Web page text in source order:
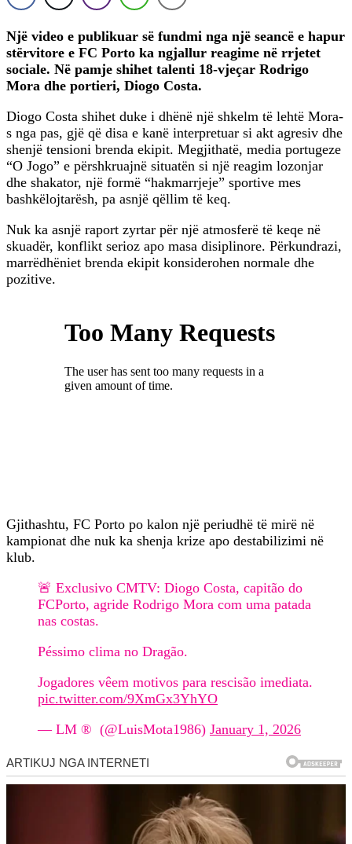
Një video e publikuar së fundmi nga një seancë e hapur
stërvitore e FC Porto ka ngjallur reagime në rrjetet
sociale. Në pamje shihet talenti 18-vjeçar Rodrigo
Mora dhe portieri, Diogo Costa.
Diogo Costa shihet duke i dhënë një shkelm të lehtë Mora-
s nga pas, gjë që disa e kanë interpretuar si akt agresiv dhe
shenjë tensioni brenda ekipit. Megjithatë, media portugeze
“O Jogo” e përshkruajnë situatën si një reagim lozonjar
dhe shakator, një formë “hakmarrjeje” sportive mes
bashkëlojtarësh, pa asnjë qëllim të keq.
Nuk ka asnjë raport zyrtar për një atmosferë të keqe në
skuadër, konflikt serioz apo masa disiplinore. Përkundrazi,
marrëdhëniet brenda ekipit konsiderohen normale dhe
pozitive.
Gjithashtu, FC Porto po kalon një periudhë të mirë në
kampionat dhe nuk ka shenja krize apo destabilizimi në
klub.
🚨 Exclusivo CMTV: Diogo Costa, capitão do
FCPorto, agride Rodrigo Mora com uma patada
nas costas.
Péssimo clima no Dragão.
Jogadores vêem motivos para rescisão imediata.
pic.twitter.com/9XmGx3YhYO
— LM ® (@LuisMota1986) January 1, 2026